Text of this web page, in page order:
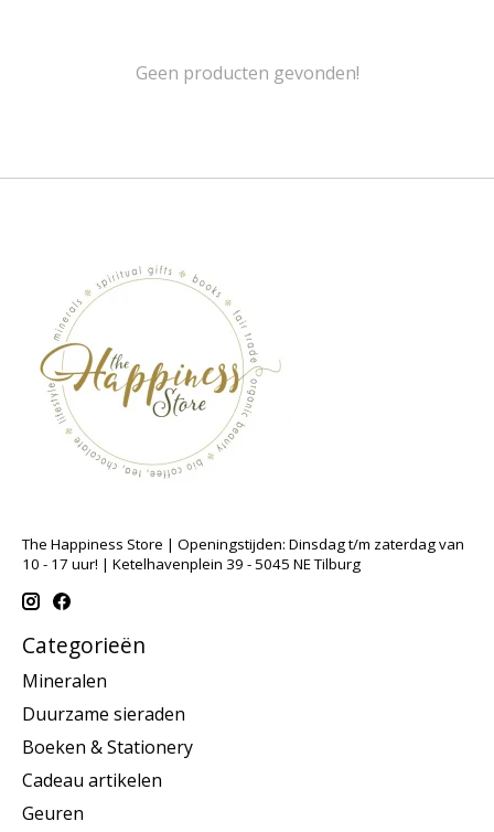
Geen producten gevonden!
The Happiness Store | Openingstijden: Dinsdag t/m zaterdag van
10 - 17 uur! | Ketelhavenplein 39 - 5045 NE Tilburg
Categorieën
Mineralen
Duurzame sieraden
Boeken & Stationery
Cadeau artikelen
Geuren